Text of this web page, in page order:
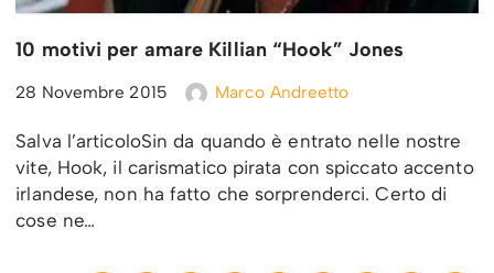
10 motivi per amare Killian “Hook” Jones
28 Novembre 2015 Marco Andreetto
Salva l’articoloSin da quando è entrato nelle nostre
vite, Hook, il carismatico pirata con spiccato accento
irlandese, non ha fatto che sorprenderci. Certo di
cose ne…